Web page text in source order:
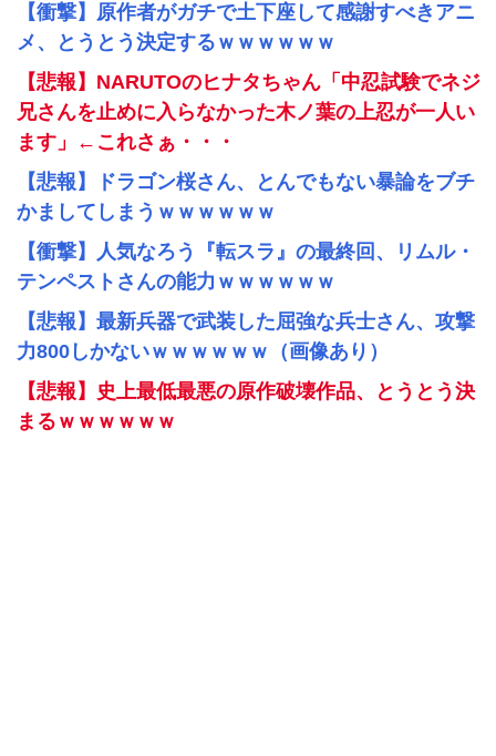
【衝撃】原作者がガチで土下座して感謝すべきアニ
メ、とうとう決定するｗｗｗｗｗｗ
【悲報】NARUTOのヒナタちゃん「中忍試験でネジ
兄さんを止めに入らなかった木ノ葉の上忍が一人い
ます」←これさぁ・・・
【悲報】ドラゴン桜さん、とんでもない暴論をブチ
かましてしまうｗｗｗｗｗｗ
【衝撃】人気なろう『転スラ』の最終回、リムル・
テンペストさんの能力ｗｗｗｗｗｗ
【悲報】最新兵器で武装した屈強な兵士さん、攻撃
力800しかないｗｗｗｗｗｗ（画像あり）
【悲報】史上最低最悪の原作破壊作品、とうとう決
まるｗｗｗｗｗｗ